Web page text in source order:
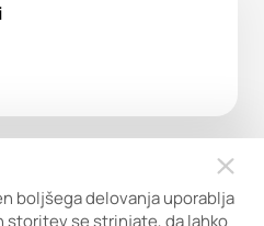
boljšega delovanja uporablja
storitev se strinjate, da lahko